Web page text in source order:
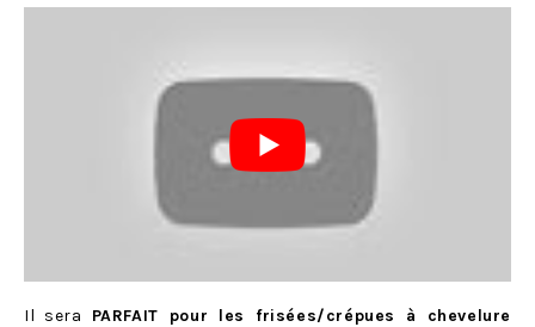
Il sera PARFAIT pour les frisées/crépues à chevelure